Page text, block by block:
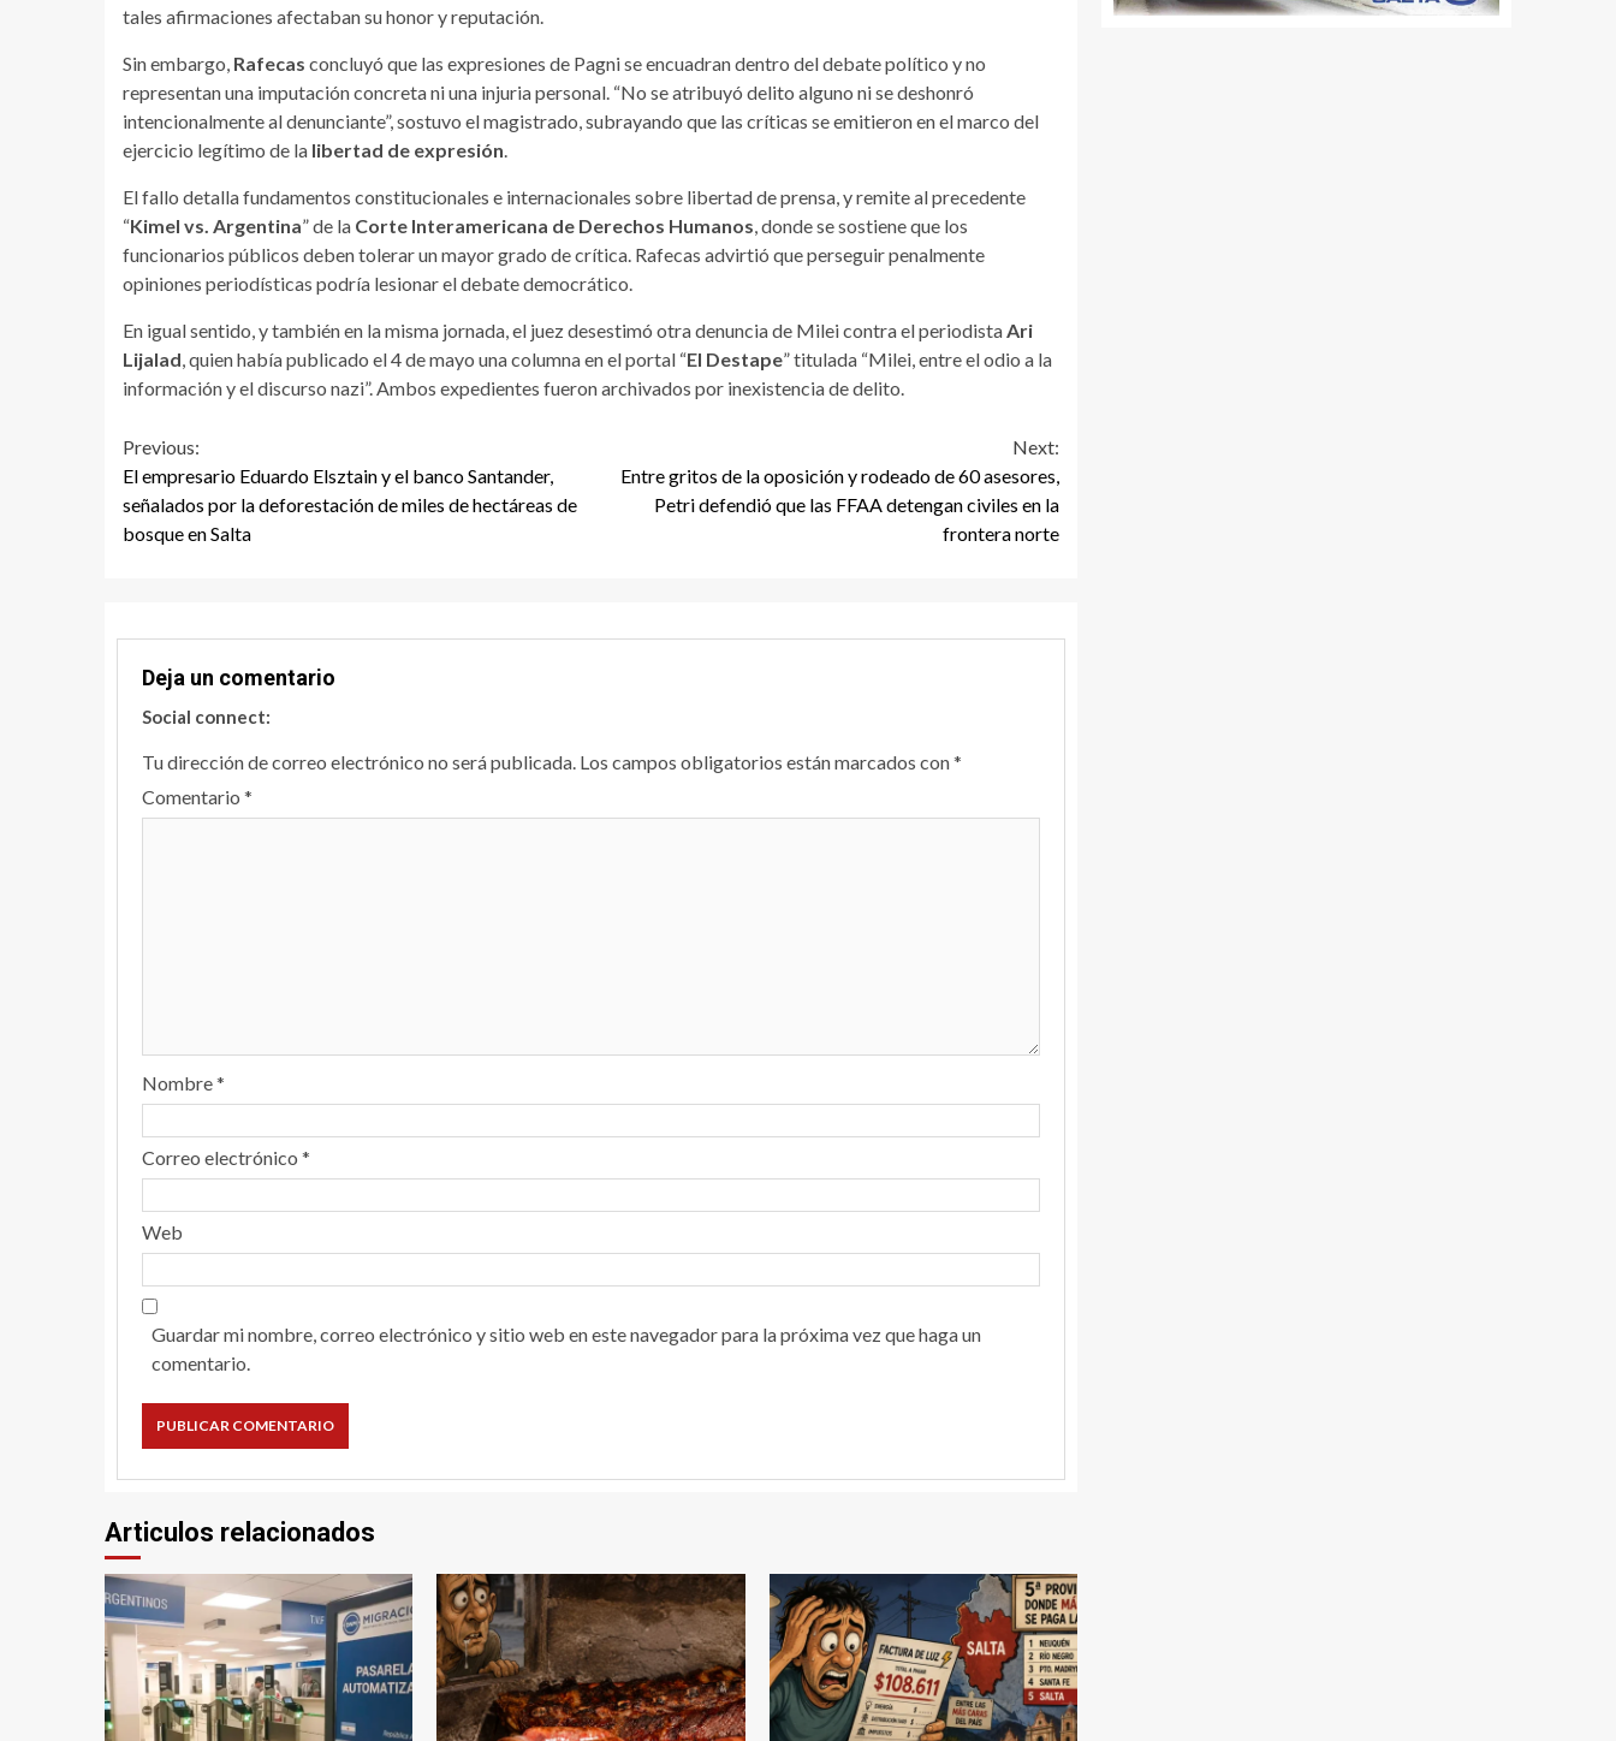
tales afirmaciones afectaban su honor y reputación.
Sin embargo, Rafecas concluyó que las expresiones de Pagni se encuadran dentro del debate político y no
representan una imputación concreta ni una injuria personal. “No se atribuyó delito alguno ni se deshonró
intencionalmente al denunciante”, sostuvo el magistrado, subrayando que las críticas se emitieron en el marco del
ejercicio legítimo de la libertad de expresión.
El fallo detalla fundamentos constitucionales e internacionales sobre libertad de prensa, y remite al precedente
“Kimel vs. Argentina” de la Corte Interamericana de Derechos Humanos, donde se sostiene que los
funcionarios públicos deben tolerar un mayor grado de crítica. Rafecas advirtió que perseguir penalmente
opiniones periodísticas podría lesionar el debate democrático.
En igual sentido, y también en la misma jornada, el juez desestimó otra denuncia de Milei contra el periodistaAri
Lijalad, quien había publicado el 4 de mayo una columna en el portal “El Destape” titulada “Milei, entre el odio a la
información y el discurso nazi”. Ambos expedientes fueron archivados por inexistencia de delito.
Continue
Reading
Previous:
El empresario Eduardo Elsztain y el banco Santander,
señalados por la deforestación de miles de hectáreas de
bosque en Salta
Next:
Entre gritos de la oposición y rodeado de 60 asesores,
Petri defendió que las FFAA detengan civiles en la
frontera norte
Deja un comentario
Social connect:
Tu dirección de correo electrónico no será publicada. Los campos obligatorios están marcados con*
Comentario *
Nombre*
Correo electrónico *
Web
Guardar mi nombre, correo electrónico y sitio web en este navegador para la próxima vez que haga un
comentario.
Articulos relacionados